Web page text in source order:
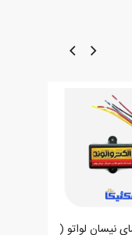
نیسان لواتو (